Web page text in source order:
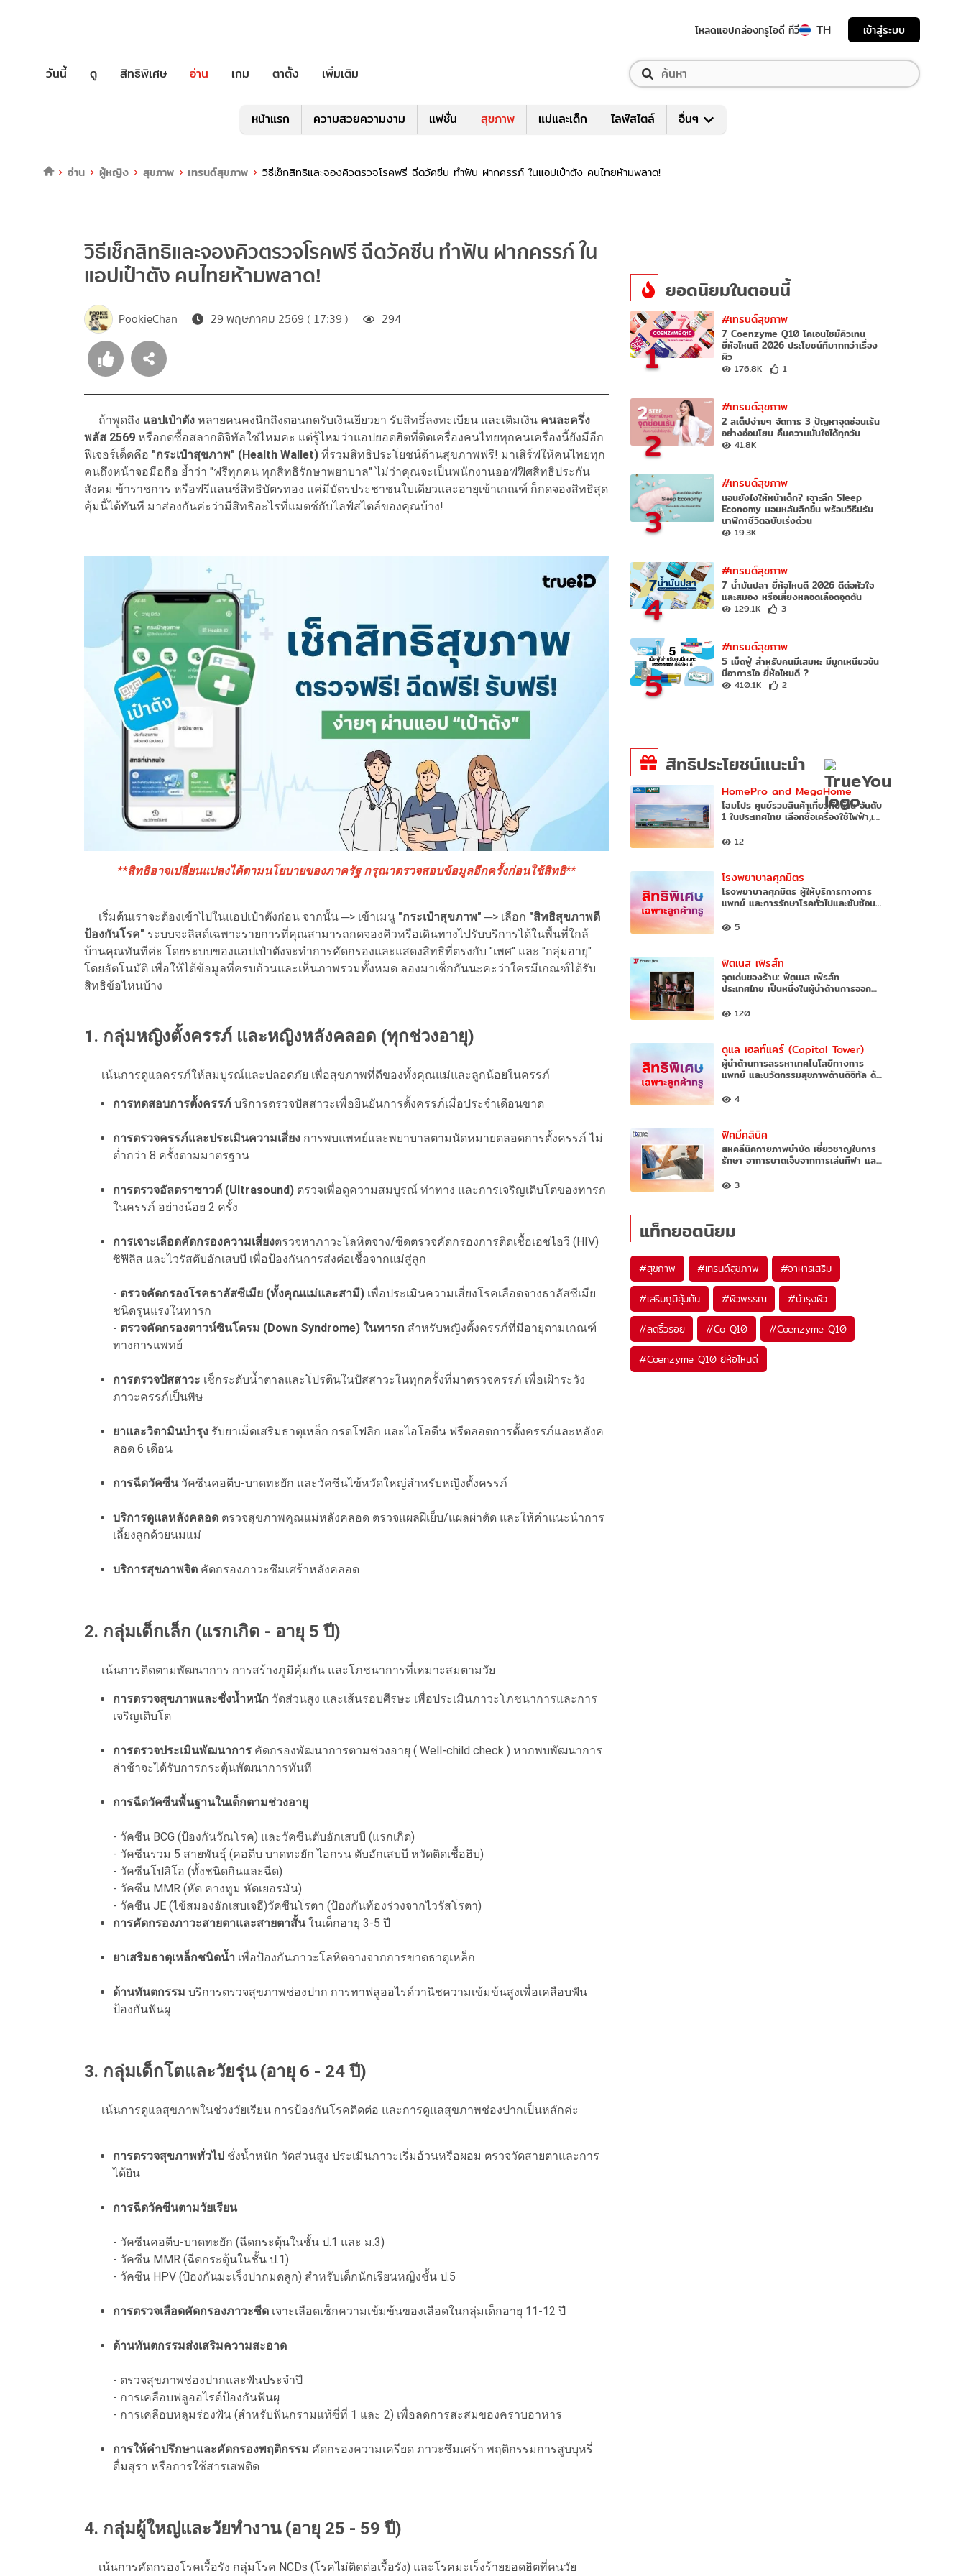
โหลดแอปกล่องทรูไอดี ทีวี TH เข้าสู่ระบบ
วันนี้ ดู สิทธิพิเศษ อ่าน เกม ตาตั้ง เพิ่มเติม
หน้าแรก ความสวยความงาม แฟชั่น สุขภาพ แม่และเด็ก ไลฟ์สไตล์ อื่นๆ
อ่าน ผู้หญิง สุขภาพ เทรนด์สุขภาพ วิธีเช็กสิทธิและจองคิวตรวจโรคฟรี ฉีดวัคซีน ทำฟัน ฝากครรภ์ ในแอปเป๋าตัง คนไทยห้ามพลาด!
วิธีเช็กสิทธิและจองคิวตรวจโรคฟรี ฉีดวัคซีน ทำฟัน ฝากครรภ์ ใน
แอปเป๋าตัง คนไทยห้ามพลาด!
PookieChan 29 พฤษภาคม 2569 ( 17:39 ) 294
ถ้าพูดถึง แอปเป๋าตัง หลายคนคงนึกถึงตอนกดรับเงินเยียวยา รับสิทธิ์ลงทะเบียน และเติมเงิน คนละครึ่ง
พลัส 2569 หรือกดซื้อสลากดิจิทัลใช่ไหมคะ แต่รู้ไหมว่าแอปยอดฮิตที่ติดเครื่องคนไทยทุกคนเครื่องนี้ยังมีอีก
ฟีเจอร์เด็ดคือ "กระเป๋าสุขภาพ" (Health Wallet) ที่รวมสิทธิประโยชน์ด้านสุขภาพฟรี! มาเสิร์ฟให้คนไทยทุก
คนถึงหน้าจอมือถือ ย้ำว่า "ฟรีทุกคน ทุกสิทธิรักษาพยาบาล" ไม่ว่าคุณจะเป็นพนักงานออฟฟิศสิทธิประกัน
สังคม ข้าราชการ หรือฟรีแลนซ์สิทธิบัตรทอง แค่มีบัตรประชาชนใบเดียวและอายุเข้าเกณฑ์ ก็กดจองสิทธิสุด
คุ้มนี้ได้ทันที มาส่องกันค่ะว่ามีสิทธิอะไรที่แมตช์กับไลฟ์สไตล์ของคุณบ้าง!
**สิทธิอาจเปลี่ยนแปลงได้ตามนโยบายของภาครัฐ กรุณาตรวจสอบข้อมูลอีกครั้งก่อนใช้สิทธิ**
เริ่มต้นเราจะต้องเข้าไปในแอปเป๋าตังก่อน จากนั้น ─> เข้าเมนู "กระเป๋าสุขภาพ" ─> เลือก "สิทธิสุขภาพดี
ป้องกันโรค" ระบบจะลิสต์เฉพาะรายการที่คุณสามารถกดจองคิวหรือเดินทางไปรับบริการได้ในพื้นที่ใกล้
บ้านคุณทันทีค่ะ โดยระบบของแอปเป๋าตังจะทำการคัดกรองและแสดงสิทธิที่ตรงกับ "เพศ" และ "กลุ่มอายุ"
โดยอัตโนมัติ เพื่อให้ได้ข้อมูลที่ครบถ้วนและเห็นภาพรวมทั้งหมด ลองมาเช็กกันนะคะว่าใครมีเกณฑ์ได้รับ
สิทธิข้อไหนบ้าง
1. กลุ่มหญิงตั้งครรภ์ และหญิงหลังคลอด (ทุกช่วงอายุ)
เน้นการดูแลครรภ์ให้สมบูรณ์และปลอดภัย เพื่อสุขภาพที่ดีของทั้งคุณแม่และลูกน้อยในครรภ์
การทดสอบการตั้งครรภ์ บริการตรวจปัสสาวะเพื่อยืนยันการตั้งครรภ์เมื่อประจำเดือนขาด
การตรวจครรภ์และประเมินความเสี่ยง การพบแพทย์และพยาบาลตามนัดหมายตลอดการตั้งครรภ์ ไม่
ต่ำกว่า 8 ครั้งตามมาตรฐาน
การตรวจอัลตราซาวด์ (Ultrasound) ตรวจเพื่อดูความสมบูรณ์ ท่าทาง และการเจริญเติบโตของทารก
ในครรภ์ อย่างน้อย 2 ครั้ง
การเจาะเลือดคัดกรองความเสี่ยงตรวจหาภาวะโลหิตจาง/ซีดตรวจคัดกรองการติดเชื้อเอชไอวี (HIV)
ซิฟิลิส และไวรัสตับอักเสบบี เพื่อป้องกันการส่งต่อเชื้อจากแม่สู่ลูก
- ตรวจคัดกรองโรคธาลัสซีเมีย (ทั้งคุณแม่และสามี) เพื่อประเมินความเสี่ยงโรคเลือดจางธาลัสซีเมีย
ชนิดรุนแรงในทารก
- ตรวจคัดกรองดาวน์ซินโดรม (Down Syndrome) ในทารก สำหรับหญิงตั้งครรภ์ที่มีอายุตามเกณฑ์
ทางการแพทย์
การตรวจปัสสาวะ เช็กระดับน้ำตาลและโปรตีนในปัสสาวะในทุกครั้งที่มาตรวจครรภ์ เพื่อเฝ้าระวัง
ภาวะครรภ์เป็นพิษ
ยาและวิตามินบำรุง รับยาเม็ดเสริมธาตุเหล็ก กรดโฟลิก และไอโอดีน ฟรีตลอดการตั้งครรภ์และหลังค
ลอด 6 เดือน
การฉีดวัคซีนวัคซีนคอตีบ-บาดทะยัก และวัคซีนไข้หวัดใหญ่สำหรับหญิงตั้งครรภ์
บริการดูแลหลังคลอด ตรวจสุขภาพคุณแม่หลังคลอด ตรวจแผลฝีเย็บ/แผลผ่าตัด และให้คำแนะนำการ
เลี้ยงลูกด้วยนมแม่
บริการสุขภาพจิต คัดกรองภาวะซึมเศร้าหลังคลอด
2. กลุ่มเด็กเล็ก (แรกเกิด - อายุ 5 ปี)
เน้นการติดตามพัฒนาการ การสร้างภูมิคุ้มกัน และโภชนาการที่เหมาะสมตามวัย
การตรวจสุขภาพและชั่งน้ำหนัก วัดส่วนสูง และเส้นรอบศีรษะ เพื่อประเมินภาวะโภชนาการและการ
เจริญเติบโต
การตรวจประเมินพัฒนาการ คัดกรองพัฒนาการตามช่วงอายุ ( Well-child check ) หากพบพัฒนาการ
ล่าช้าจะได้รับการกระตุ้นพัฒนาการทันที
การฉีดวัคซีนพื้นฐานในเด็กตามช่วงอายุ
- วัคซีน BCG (ป้องกันวัณโรค) และวัคซีนตับอักเสบบี (แรกเกิด)
- วัคซีนรวม 5 สายพันธุ์ (คอตีบ บาดทะยัก ไอกรน ตับอักเสบบี หวัดติดเชื้อฮิบ)
- วัคซีนโปลิโอ (ทั้งชนิดกินและฉีด)
- วัคซีน MMR (หัด คางทูม หัดเยอรมัน)
- วัคซีน JE (ไข้สมองอักเสบเจอี)วัคซีนโรตา (ป้องกันท้องร่วงจากไวรัสโรตา)
การคัดกรองภาวะสายตาและสายตาสั้นในเด็กอายุ 3-5 ปี
ยาเสริมธาตุเหล็กชนิดน้ำ เพื่อป้องกันภาวะโลหิตจางจากการขาดธาตุเหล็ก
ด้านทันตกรรม บริการตรวจสุขภาพช่องปาก การทาฟลูออไรด์วานิชความเข้มข้นสูงเพื่อเคลือบฟัน
ป้องกันฟันผุ
3. กลุ่มเด็กโตและวัยรุ่น (อายุ 6 - 24 ปี)
เน้นการดูแลสุขภาพในช่วงวัยเรียน การป้องกันโรคติดต่อ และการดูแลสุขภาพช่องปากเป็นหลักค่ะ
การตรวจสุขภาพทั่วไป ชั่งน้ำหนัก วัดส่วนสูง ประเมินภาวะเริ่มอ้วนหรือผอม ตรวจวัดสายตาและการ
ได้ยิน
การฉีดวัคซีนตามวัยเรียน
- วัคซีนคอตีบ-บาดทะยัก (ฉีดกระตุ้นในชั้น ป.1 และ ม.3)
- วัคซีน MMR (ฉีดกระตุ้นในชั้น ป.1)
- วัคซีน HPV (ป้องกันมะเร็งปากมดลูก) สำหรับเด็กนักเรียนหญิงชั้น ป.5
การตรวจเลือดคัดกรองภาวะซีด เจาะเลือดเช็กความเข้มข้นของเลือดในกลุ่มเด็กอายุ 11-12 ปี
ด้านทันตกรรมส่งเสริมความสะอาด
- ตรวจสุขภาพช่องปากและฟันประจำปี
- การเคลือบฟลูออไรด์ป้องกันฟันผุ
- การเคลือบหลุมร่องฟัน (สำหรับฟันกรามแท้ซี่ที่ 1 และ 2) เพื่อลดการสะสมของคราบอาหาร
การให้คำปรึกษาและคัดกรองพฤติกรรม คัดกรองความเครียด ภาวะซึมเศร้า พฤติกรรมการสูบบุหรี่
ดื่มสุรา หรือการใช้สารเสพติด
4. กลุ่มผู้ใหญ่และวัยทำงาน (อายุ 25 - 59 ปี)
เน้นการคัดกรองโรคเรื้อรัง กลุ่มโรค NCDs (โรคไม่ติดต่อเรื้อรัง) และโรคมะเร็งร้ายยอดฮิตที่คนวัย
ยอดนิยมในตอนนี้
1
#เทรนด์สุขภาพ
7 Coenzyme Q10 โคเอนไซม์คิวเทน
ยี่ห้อไหนดี 2026 ประโยชน์ที่มากกว่าเรื่อง
ผิว
176.8K 1
2
#เทรนด์สุขภาพ
2 สเต็ปง่ายๆ จัดการ 3 ปัญหาจุดซ่อนเร้น
อย่างอ่อนโยน คืนความมั่นใจได้ทุกวัน
41.8K
3
#เทรนด์สุขภาพ
นอนยังไงให้หน้าเด็ก? เจาะลึก Sleep
Economy นอนหลับลึกขึ้น พร้อมวิธีปรับ
นาฬิกาชีวิตฉบับเร่งด่วน
19.3K
4
#เทรนด์สุขภาพ
7 น้ำมันปลา ยี่ห้อไหนดี 2026 ดีต่อหัวใจ
และสมอง หรือเสี่ยงหลอดเลือดอุดตัน
129.1K 3
5
#เทรนด์สุขภาพ
5 เม็ดฟู่ สำหรับคนมีเสมหะ มีมูกเหนียวข้น
มีอาการไอ ยี่ห้อไหนดี ?
410.1K 2
สิทธิประโยชน์แนะนำ
HomePro and MegaHome
โฮมโปร ศูนย์รวมสินค้าเกี่ยวกับบ้าน อันดับ
1 ในประเทศไทย เลือกซื้อเครื่องใช้ไฟฟ้า,เ…
12
โรงพยาบาลศุภมิตร
โรงพยาบาลศุภมิตร ผู้ให้บริการทางการ
แพทย์ และการรักษาโรคทั่วไปและซับซ้อน…
5
ฟิตเนส เฟิรส์ท
จุดเด่นของร้าน: ฟิตเนส เฟิรส์ท
ประเทศไทย เป็นหนึ่งในผู้นำด้านการออก…
120
ดูแล เฮลท์แคร์ (Capital Tower)
ผู้นำด้านการสรรหาเทคโนโลยีทางการ
แพทย์ และนวัตกรรมสุขภาพด้านดิจิทัล ด้…
4
ฟิคมีคลินิค
สหคลีนิคกายภาพบำบัด เชี่ยวชาญในการ
รักษา อาการบาดเจ็บจากการเล่นกีฬา แล…
3
แท็กยอดนิยม
#สุขภาพ #เทรนด์สุขภาพ #อาหารเสริม
#เสริมภูมิคุ้มกัน #ผิวพรรณ #บำรุงผิว
#ลดริ้วรอย #Co Q10 #Coenzyme Q10
#Coenzyme Q10 ยี่ห้อไหนดี